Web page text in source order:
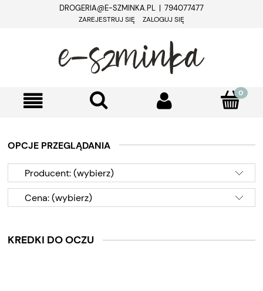
DROGERIA@E-SZMINKA.PL | 794077477
ZAREJESTRUJ SIĘ ZALOGUJ SIĘ
OPCJE PRZEGLĄDANIA
Producent: (wybierz)
Cena: (wybierz)
KREDKI DO OCZU